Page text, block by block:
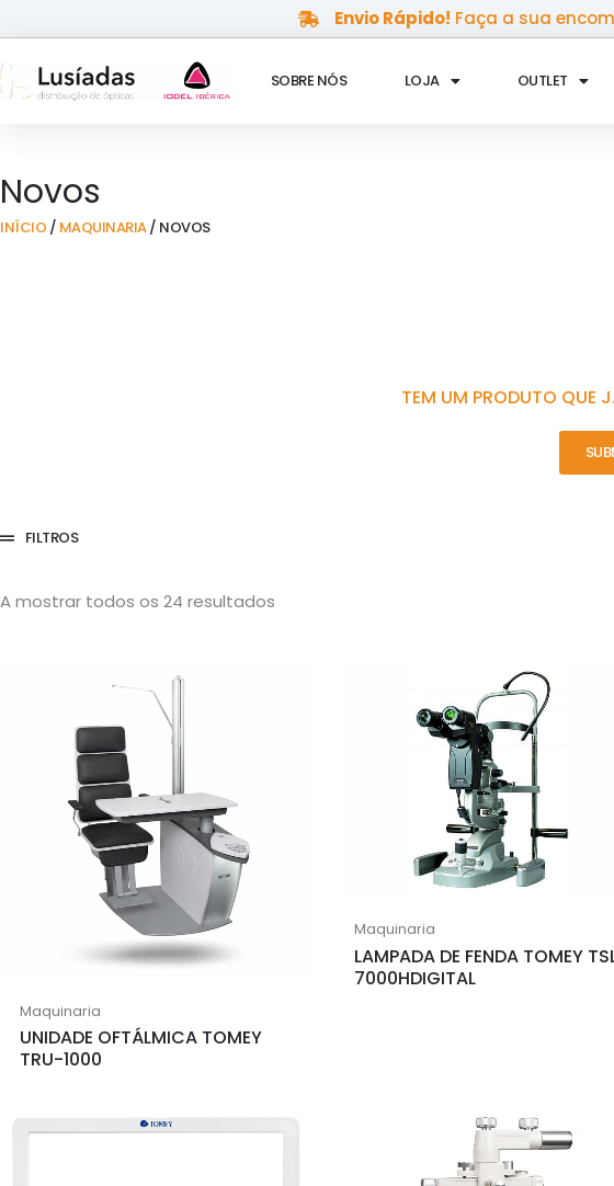
to
content
Envio Rápido! Faça a sua
SOBRE NÓS LOJA OUTLET
Novos
INÍCIO / MAQUINARIA/ NOVOS
TEM UM PRODUTO QUE
FILTROS
A mostrar todos os 24 resultados
Maquinaria
UNIDADE OFTÁLMICA TOMEY
TRU-1000
Maquinaria
LAMPADA DE FENDA TOMEY
7000HDIGITAL